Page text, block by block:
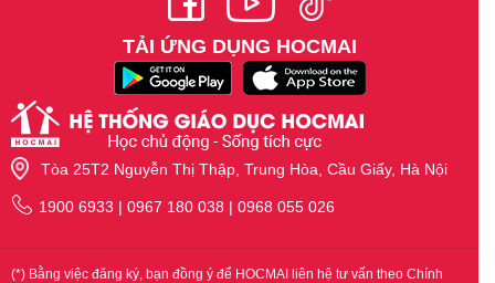
TẢI ỨNG DỤNG HOCMAI
Tòa 25T2 Nguyễn Thị Thập, Trung Hòa, Cầu Giấy, Hà Nội
1900 6933 | 0967 180 038 | 0968 055 026
(*) Bằng việc đăng ký, bạn đồng ý để HOCMAI liên hệ tư vấn theo Chính